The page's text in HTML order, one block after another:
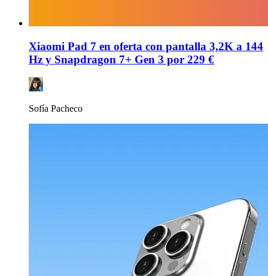
Xiaomi Pad 7 en oferta con pantalla 3,2K a 144
Hz y Snapdragon 7+ Gen 3 por 229 €
Sofía Pacheco